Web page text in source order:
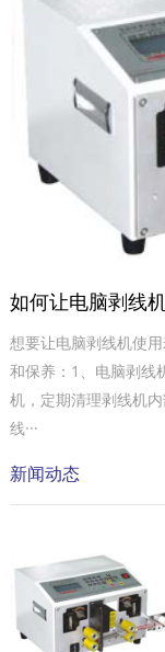
如何让电脑剥线
想要让电脑剥线机使
和保养‌：1‌、电脑剥线
机，定期清理剥线机
线···
新闻动态